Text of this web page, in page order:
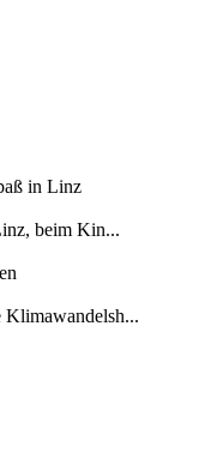
in Linz
beim Kin...
Klimawandelsh...